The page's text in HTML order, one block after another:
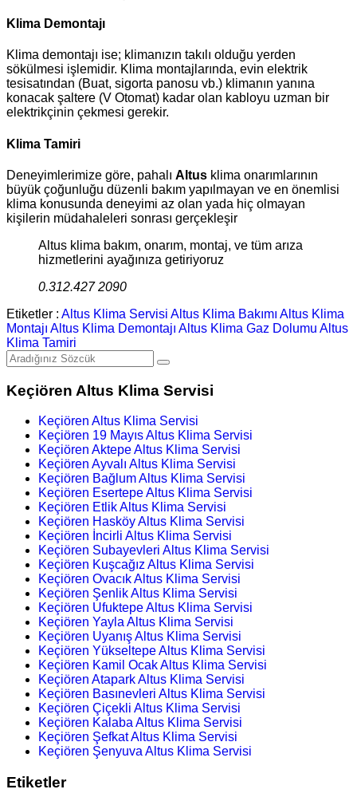
Klima Demontajı
Klima demontajı ise; klimanızın takılı olduğu yerden
sökülmesi işlemidir. Klima montajlarında, evin elektrik
tesisatından (Buat, sigorta panosu vb.) klimanın yanına
konacak şaltere (V Otomat) kadar olan kabloyu uzman bir
elektrikçinin çekmesi gerekir.
Klima Tamiri
Deneyimlerimize göre, pahalı Altus klima onarımlarının
büyük çoğunluğu düzenli bakım yapılmayan ve en önemlisi
klima konusunda deneyimi az olan yada hiç olmayan
kişilerin müdahaleleri sonrası gerçekleşir
Altus klima bakım, onarım, montaj, ve tüm arıza
hizmetlerini ayağınıza getiriyoruz
0.312.427 2090
Etiketler : Altus Klima Servisi Altus Klima Bakımı Altus Klima
Montajı Altus Klima Demontajı Altus Klima Gaz Dolumu Altus
Klima Tamiri
Keçiören Altus Klima Servisi
Keçiören Altus Klima Servisi
Keçiören 19 Mayıs Altus Klima Servisi
Keçiören Aktepe Altus Klima Servisi
Keçiören Ayvalı Altus Klima Servisi
Keçiören Bağlum Altus Klima Servisi
Keçiören Esertepe Altus Klima Servisi
Keçiören Etlik Altus Klima Servisi
Keçiören Hasköy Altus Klima Servisi
Keçiören İncirli Altus Klima Servisi
Keçiören Subayevleri Altus Klima Servisi
Keçiören Kuşcağız Altus Klima Servisi
Keçiören Ovacık Altus Klima Servisi
Keçiören Şenlik Altus Klima Servisi
Keçiören Ufuktepe Altus Klima Servisi
Keçiören Yayla Altus Klima Servisi
Keçiören Uyanış Altus Klima Servisi
Keçiören Yükseltepe Altus Klima Servisi
Keçiören Kamil Ocak Altus Klima Servisi
Keçiören Atapark Altus Klima Servisi
Keçiören Basınevleri Altus Klima Servisi
Keçiören Çiçekli Altus Klima Servisi
Keçiören Kalaba Altus Klima Servisi
Keçiören Şefkat Altus Klima Servisi
Keçiören Şenyuva Altus Klima Servisi
Etiketler